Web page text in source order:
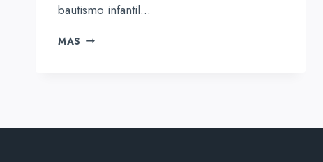
bautismo infantil…
MAS EL
CRUCE